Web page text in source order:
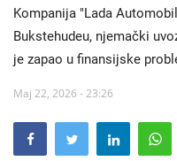
Marketing
Sport
Kompanija "Lada
Bukstehudeu, njemački
je zapao u finansijske
Maj 22, 2026 - 23:26